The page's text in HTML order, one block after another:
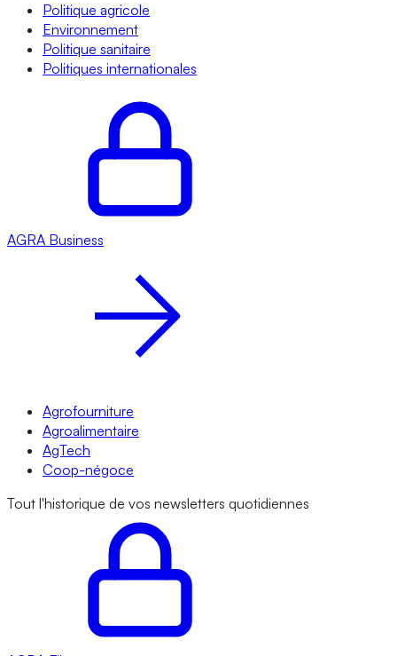
Politique agricole
Environnement
Politique sanitaire
Politiques internationales
AGRA Business
Agrofourniture
Agroalimentaire
AgTech
Coop-négoce
Tout l'historique de vos newsletters quotidiennes